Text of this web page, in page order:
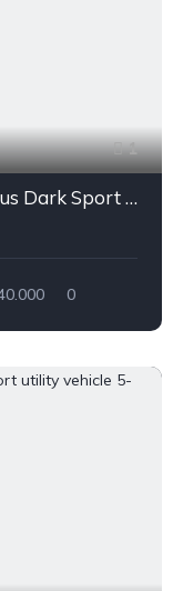
1
VOLVO XC60 B4 D automatico Plus Dark Sport utility vehicle 5-door (Euro 6D)
0